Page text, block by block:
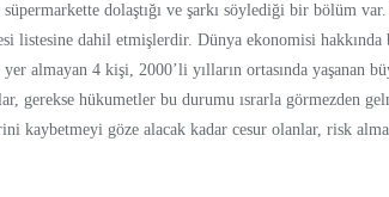
dolaştığı ve şarkı söylediği bir bölüm var.
listesine dahil etmişlerdir. Dünya ekonomisi
yer almayan 4 kişi, 2000’li yılların ortasında yaşanan
gerekse hükumetler bu durumu ısrarla görmezden
kaybetmeyi göze alacak kadar cesur olanlar, risk